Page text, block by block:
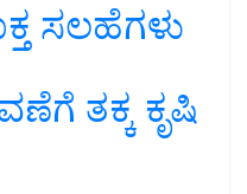
ಸಲಹೆಗಳು
ತಕ್ಕ ಕೃಷಿ